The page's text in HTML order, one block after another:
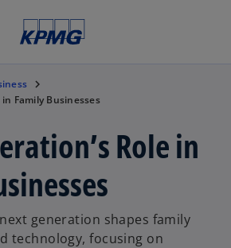
Family Businesses
Role in
generation shapes family
technology, focusing on